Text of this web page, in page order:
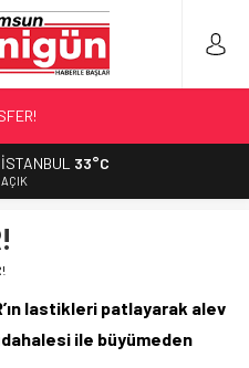
İSTANBUL 33°C
AÇIK
lastikleri patlayarak alev
ile büyümeden